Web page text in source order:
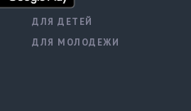
ДЛЯ ДЕТЕЙ
ДЛЯ МОЛОДЕЖИ